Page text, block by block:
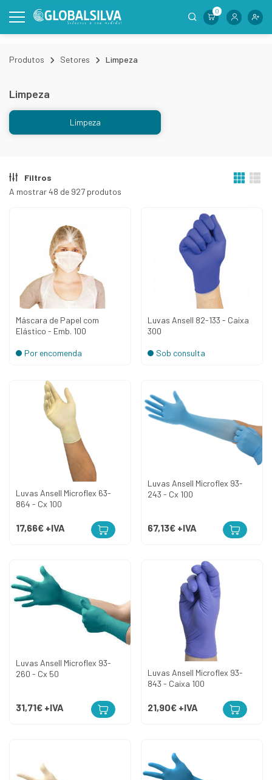
0
Produtos Setores Limpeza
Limpeza
Limpeza
Filtros
A mostrar 48 de 927 produtos
Máscara de Papel com
Elástico - Emb. 100
Por encomenda
Luvas Ansell 82-133 - Caixa
300
Sob consulta
Luvas Ansell Microflex 63-
864 - Cx 100
17,66€ +IVA
Luvas Ansell Microflex 93-
243 - Cx 100
67,13€ +IVA
Luvas Ansell Microflex 93-
260 - Cx 50
31,71€ +IVA
Luvas Ansell Microflex 93-
843 - Caixa 100
21,90€ +IVA